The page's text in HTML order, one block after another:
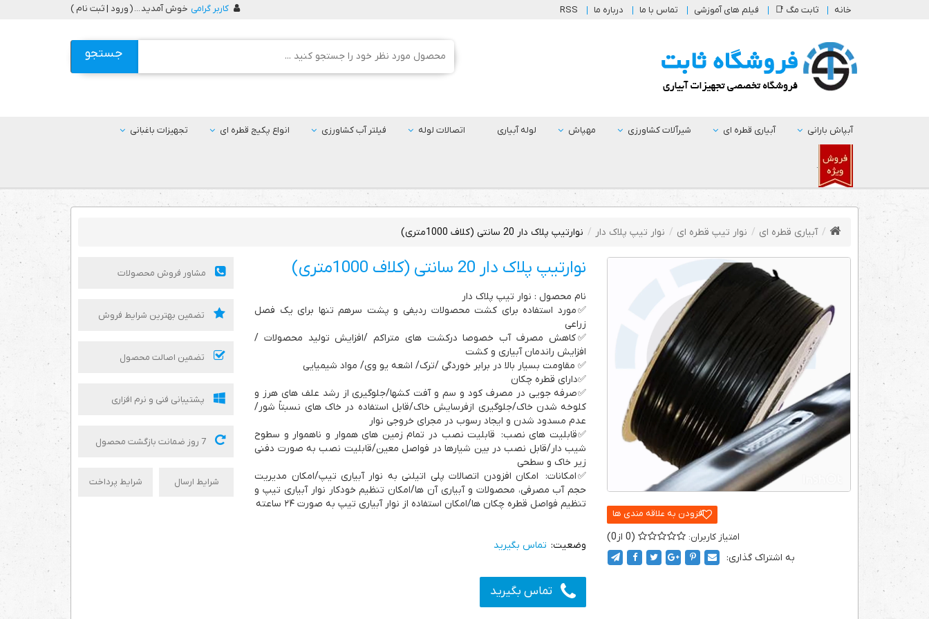
خانه ثابت مگ 📑 فیلم های آموزشی تماس با ما درباره ما RSS کاربر گرامی خوش آمدید ... (ورود | ثبت نام )
جستجو
آبپاش بارانی آبیاری قطره ای شیرآلات کشاورزی مهپاش لوله آبیاری اتصالات لوله فیلتر آب کشاورزی انواع پکیج قطره ای تجهیزات باغبانی
.
آبیاری قطره ای نوار تیپ قطره ای نوار تیپ پلاک دار نوارتیپ پلاک دار 20 سانتی (کلاف 1000متری)
0
0
به اشتراک گذاری:
نوارتیپ پلاک دار 20 سانتی (کلاف 1000متری)
نام محصول : نوار تیپ پلاک دار
✅مورد استفاده برای کشت محصولات ردیفی و پشت سرهم تنها برای یک فصل
زراعی
✅کاهش مصرف آب خصوصا درکشت های متراکم /افزایش تولید محصولات /
افزایش راندمان آبیاری و کشت
✅ مقاومت بسیار بالا در برابر خوردگی /ترک/ اشعه یو وی/ مواد شیمیایی
✅دارای قطره چکان
✅صرفه جویی در مصرف کود و سم و آفت کشها/جلوگیری از رشد علف های هرز و
کلوخه شدن خاک/جلوگیری ازفرسایش خاک/قابل استفاده در خاک های نسبتاً شور/
عدم مسدود شدن و ایجاد رسوب در مجرای خروجی نوار
✅قابلیت های نصب: قابلیت نصب در تمام زمین های هموار و ناهموار و سطوح
شیب دار/قابل نصب در بین شیارها در فواصل معین/قابلیت نصب به صورت دفنی
زیر خاک و سطحی
✅امکانات: امکان افزودن اتصالات پلی اتیلنی به نوار آبیاری تیپ/امکان مدیریت
حجم آب مصرفی، محصولات و آبیاری آن ها/امکان تنظیم خودکار نوار آبیاری تیپ و
تنظیم فواصل قطره چکان ها/امکان استفاده از نوار آبیاری تیپ به صورت ۲۴ ساعته
تماس بگیرید
تماس بگیرید
مشاور فروش محصولات
تضمین بهترین شرایط فروش
تضمین اصالت محصول
پشتیبانی فنی و نرم افزاری
شرایط ارسال شرایط پرداخت